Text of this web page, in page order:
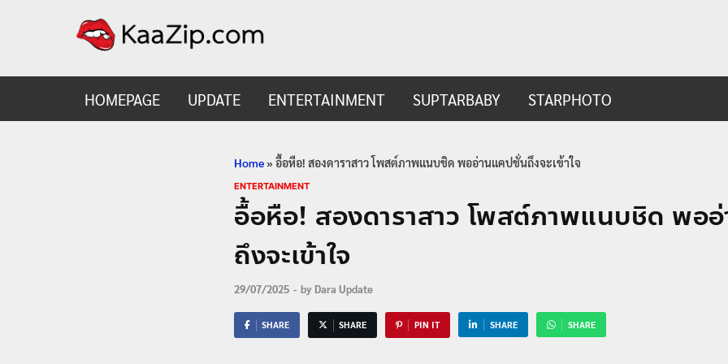
HOMEPAGE UPDATE ENTERTAINMENT SUPTARBABY STARPHOTO
Home»อื้อหือ! สองดาราสาว โพสต์ภาพแนบชิด พออ่านแคปชั่นถึงจะเข้าใจ
ENTERTAINMENT
อื้อหือ! สองดาราสาว โพสต์ภาพแนบชิด พอ
ถึงจะเข้าใจ
29/07/2025 - by Dara Update
SHARE SHARE PIN IT SHARE SHARE